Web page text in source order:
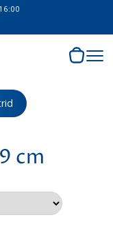
cm